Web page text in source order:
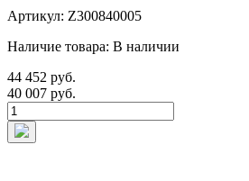
Артикул: Z300840005
Наличие товара: В наличии
44 452 руб.
40 007 руб.